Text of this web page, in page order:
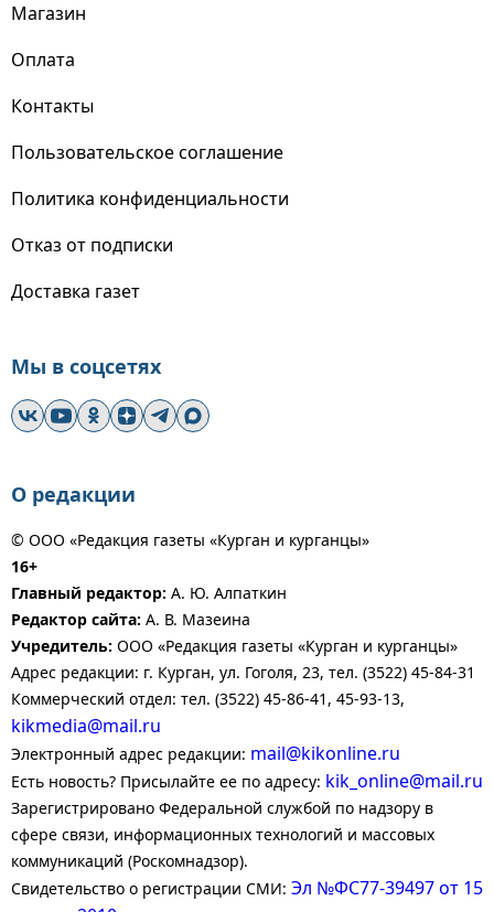
Магазин
Оплата
Контакты
Пользовательское соглашение
Политика конфиденциальности
Отказ от подписки
Доставка газет
Мы в соцсетях
О редакции
© ООО «Редакция газеты «Курган и курганцы»
16+
Главный редактор: А. Ю. Алпаткин
Редактор сайта: А. В. Мазеина
Учредитель: ООО «Редакция газеты «Курган и курганцы»
Адрес редакции: г. Курган, ул. Гоголя, 23, тел. (3522) 45-84-31
Коммерческий отдел: тел. (3522) 45-86-41, 45-93-13,
kikmedia@mail.ru
Электронный адрес редакции: mail@kikonline.ru
Есть новость? Присылайте ее по адресу: kik_online@mail.ru
Зарегистрировано Федеральной службой по надзору в
сфере связи, информационных технологий и массовых
коммуникаций (Роскомнадзор).
Свидетельство о регистрации СМИ: Эл №ФС77-39497 от 15